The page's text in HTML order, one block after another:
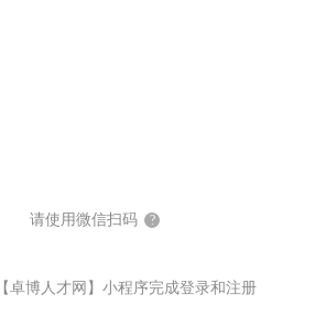
请使用微信扫码 ?
卓博人才网】小程序完成登录和注册